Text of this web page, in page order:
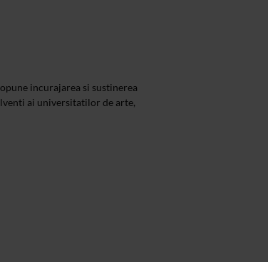
incurajarea si sustinerea
ai universitatilor de arte,